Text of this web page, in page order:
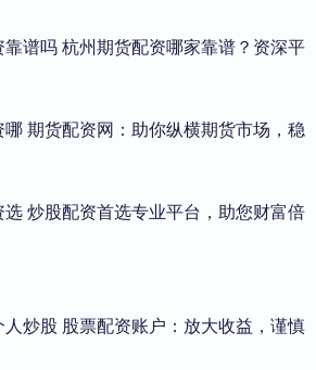
靠谱吗 杭州期货配资哪家靠谱？资深平
哪 期货配资网：助你纵横期货市场，稳
炒股配资首选专业平台，助您财富倍
炒股 股票配资账户：放大收益，谨慎